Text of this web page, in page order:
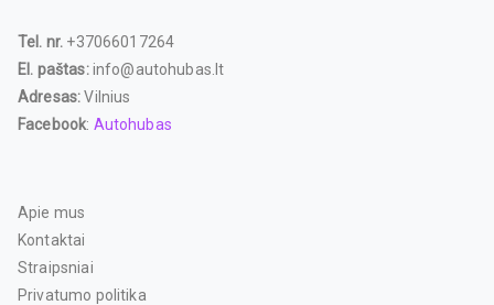
Tel. nr. +37066017264
El. paštas:info@autohubas.lt
Adresas:Vilnius
Facebook: Autohubas
Apie mus
Kontaktai
Straipsniai
Privatumo politika